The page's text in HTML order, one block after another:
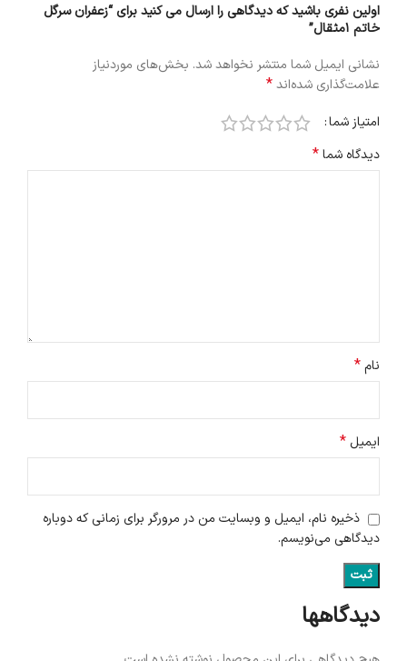
دیدگاهها
اولین نفری باشید که دیدگاهی را ارسال می کنید برای “زعفران سرگل
خاتم 1مثقال”
نشانی ایمیل شما منتشر نخواهد شد. بخش‌های موردنیاز
علامت‌گذاری شده‌اند*
امتیاز شما
دیدگاه شما*
نام*
ایمیل*
ذخیره نام، ایمیل و وبسایت من در مرورگر برای زمانی که دوباره
دیدگاهی می‌نویسم.